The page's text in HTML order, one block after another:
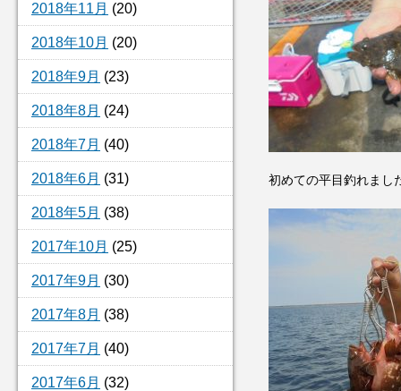
2018年11月 (20)
2018年10月 (20)
2018年9月 (23)
2018年8月 (24)
2018年7月 (40)
2018年6月 (31)
2018年5月 (38)
2017年10月 (25)
2017年9月 (30)
2017年8月 (38)
2017年7月 (40)
2017年6月 (32)
初めての平目釣れまし